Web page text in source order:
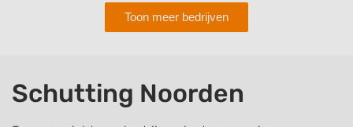
Toon meer bedrijven
Schutting Noorden